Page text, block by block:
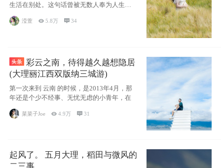
生活在别处。这句话曾被无数人奉为人生信
条，并
滢萱 5.8万 34
彩云之南，待得越久越想隐居
(大理丽江西双版纳三城游)
第一次来到 云南 的时候，是2013年4月，那
年还是个少不经事、无忧无虑的小青年，在
菜菜子Joe 4.9万  31
起风了。 五月大理，稻田与微风的